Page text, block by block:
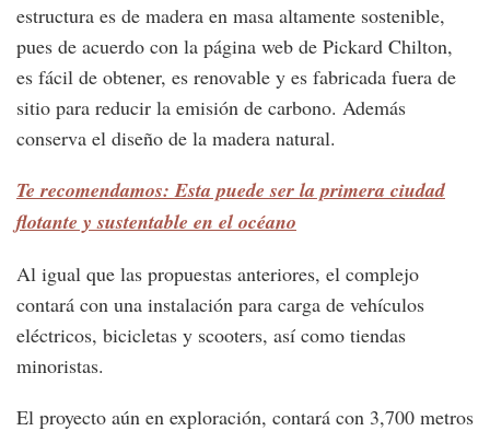
estructura es de madera en masa altamente sostenible,
pues de acuerdo con la página web de Pickard Chilton,
es fácil de obtener, es renovable y es fabricada fuera de
sitio para reducir la emisión de carbono. Además
conserva el diseño de la madera natural.
Te recomendamos: Esta puede ser la primera ciudad
flotante y sustentable en el océano
Al igual que las propuestas anteriores, el complejo
contará con una instalación para carga de vehículos
eléctricos, bicicletas y scooters, así como tiendas
minoristas.
El proyecto aún en exploración, contará con 3,700 metros